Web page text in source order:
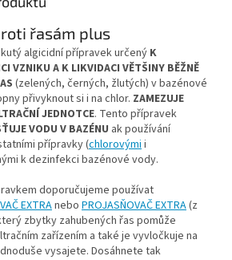
řasám plus
algicidní přípravek určený K
VZNIKU A K LIKVIDACI VĚTŠINY BĚŽNĚ
(zelených, černých, žlutých) v bazénové
přivyknout si i na chlor. ZAMEZUJE
JEDNOTCE. Tento přípravek
VODU V BAZÉNU ak používání
přípravky (chlorovými i
k dezinfekci bazénové vody.
doporučujeme používat
EXTRAnebo PROJASŇOVAČ EXTRA(z
zbytky zahubených řas pomůže
zařízením a také je vyvločkuje na
vysajete. Dosáhnete tak